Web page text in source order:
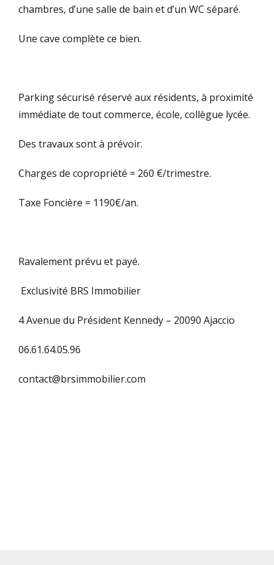
chambres, d’une salle de bain et d’un WC séparé.
Une cave complète ce bien.
Parking sécurisé réservé aux résidents, à proximité
immédiate de tout commerce, école, collègue lycée.
Des travaux sont à prévoir.
Charges de copropriété = 260 €/trimestre.
Taxe Foncière = 1190€/an.
Ravalement prévu et payé.
Exclusivité BRS Immobilier
4 Avenue du Président Kennedy – 20090 Ajaccio
06.61.64.05.96
contact@brsimmobilier.com
Créer votre compte,
Identifiant